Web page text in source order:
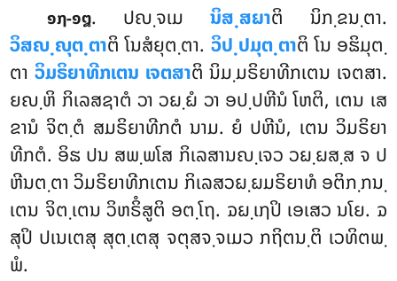
໑໗-໑໘. ປຎ຺ຈເມ ນິສ຺ສຏາຕິ ນິກ຺ຂນ຺ຕາ.
ວິສຎ຺ຎຸຕ຺ຕາຕິ ໂນສໍຍຸຕ຺ຕາ. ວິປ຺ປມຸຕ຺ຕາຕິ ໂນ ອຘິມຸຕ຺
ຕາ ວິມຣິຍາທີກເຕນ ເຈຕສາຕິ ນິມ຺ມຣິຍາທີກເຕນ ເຈຕສາ.
ຍຎ຺ຫິ ກິເລສຊາຕໍ ວາ ວຏ຺ຏໍ ວາ ອປ຺ປຫີນໍ ໂຫຕິ, ເຕນ ເສ
ຂານໍ ຈິຕ຺ຕໍ ສມຣິຍາທີກຕໍ ນາມ. ຍໍ ປຫີນໍ, ເຕນ ວິມຣິຍາ
ທີກຕໍ. ອິຘ ປນ ສພ຺ພໂສ ກິເລສານຎ຺ເຈວ ວຏ຺ຏສ຺ສ ຈ ປ
ຫີນຕ຺ຕາ ວິມຣິຍາທີກເຕນ ກິເລສວຏ຺ຏມຣິຍາທໍ ອຕິກ຺ກນ຺
ເຕນ ຈິຕ຺ເຕນ ວິຫຣິໍສູຕິ ອຕ຺ໂຖ. ຉຏ຺ເຐປິ ເອເສວ ນໂຍ. ຉ
ສຸປິ ປເນເຕສຸ ສຸຕ຺ເຕສຸ ຈຕຸສຈ຺ຈເມວ ກຖິຕນ຺ຕິ ເວທິຕພ຺
ພໍ.